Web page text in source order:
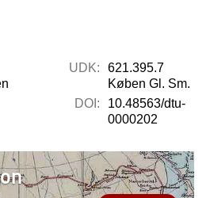
UDK:
621.395.7
Køben Gl. Sm.
DOI:
10.48563/dtu-
0000202